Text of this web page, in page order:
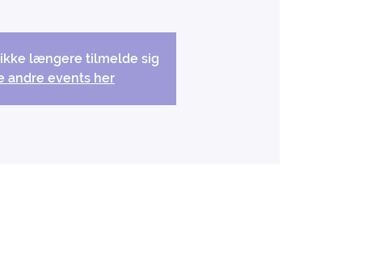
ikke længere tilmelde sig
andre events her